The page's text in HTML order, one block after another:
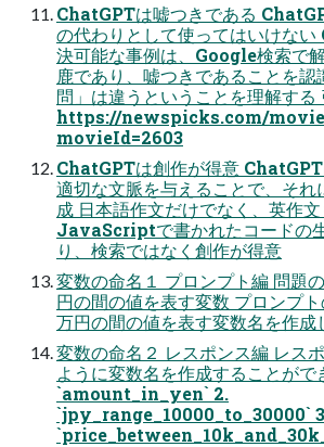
ChatGPTは嘘つきである
の代わりとして使ってはいけな
決可能な事例は、Google検索で
鹿であり、嘘つきであることを認
問」は違うということを理解する
https://newspicks.com/
movieId=2603
ChatGPTは創作が得意
適切な文脈を与えることで、それ
成 日本語作文だけでなく、英作
JavaScriptで書かれたコードの
り、検索ではなく創作が得意
変数の命名１ プロンプト編 問題
円の間の値を表す変数 プロンプ
万円の間の値を表す変数名を作成
変数の命名２ レスポンス編 レス
ように変数名を作成することがで
`amount_in_yen` 2.
`jpy_range_10000_to_30000`